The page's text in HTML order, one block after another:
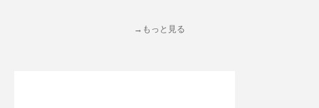
→もっと見る